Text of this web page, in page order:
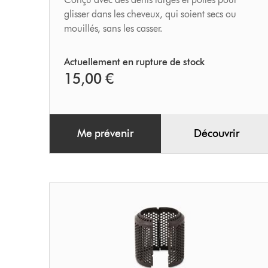
glisser dans les cheveux, qui soient secs ou
mouillés, sans les casser.
Actuellement en rupture de stock
15,00 €
Me prévenir Découvrir